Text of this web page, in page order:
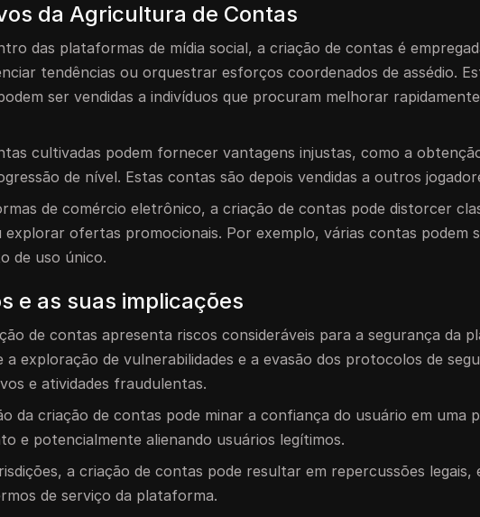
da Agricultura de Contas
das plataformas de mídia social, a criação de contas é
tendências ou orquestrar esforços coordenados de assédio.
ser vendidas a indivíduos que procuram melhorar
cultivadas podem fornecer vantagens injustas, como a
de nível. Estas contas são depois vendidas a outros
de comércio eletrônico, a criação de contas pode distorcer
ofertas promocionais. Por exemplo, várias contas podem
de uso único.
e as suas implicações
de contas apresenta riscos consideráveis para a segurança da
exploração de vulnerabilidades e a evasão dos protocolos de
e atividades fraudulentas.
da criação de contas pode minar a confiança do usuário em uma
e potencialmente alienando usuários legítimos.
a criação de contas pode resultar em repercussões legais,
de serviço da plataforma.